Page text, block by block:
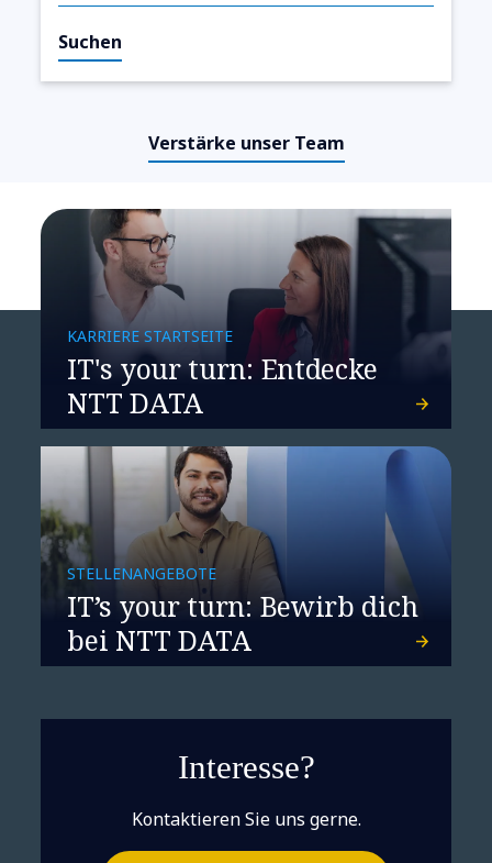
Suchen
Verstärke unser Team
KARRIERE STARTSEITE
IT's your turn: Entdecke
NTT DATA
STELLENANGEBOTE
IT’s your turn: Bewirb dich
bei NTT DATA
Interesse?
Kontaktieren Sie uns gerne.